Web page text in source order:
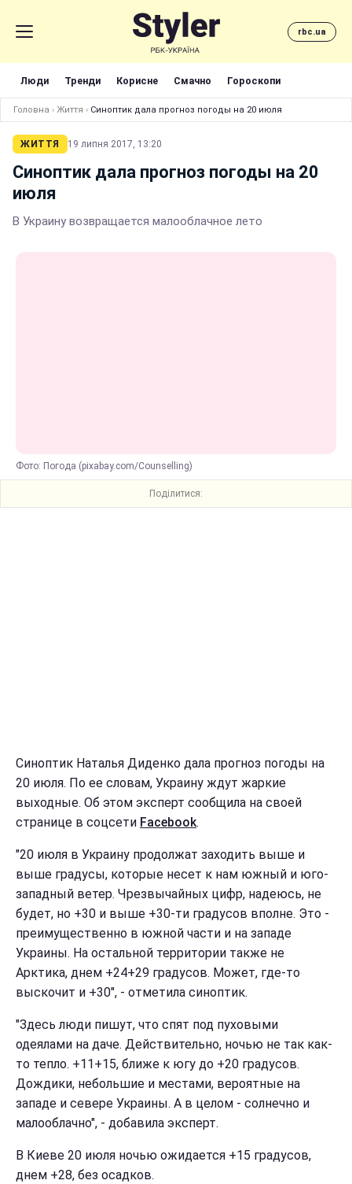
rbc.ua
Люди Тренди Корисне Смачно Гороскопи
Головна › Життя › Синоптик дала прогноз погоды на 20 июля
ЖИТТЯ 19 липня 2017, 13:20
Синоптик дала прогноз погоды на 20
июля
В Украину возвращается малооблачное лето
Фото: Погода (pixabay.com/Counselling)
Поділитися:
Синоптик Наталья Диденко дала прогноз погоды на
20 июля. По ее словам, Украину ждут жаркие
выходные. Об этом эксперт сообщила на своей
странице в соцсети Facebook.
"20 июля в Украину продолжат заходить выше и
выше градусы, которые несет к нам южный и юго-
западный ветер. Чрезвычайных цифр, надеюсь, не
будет, но +30 и выше +30-ти градусов вполне. Это -
преимущественно в южной части и на западе
Украины. На остальной территории также не
Арктика, днем +24+29 градусов. Может, где-то
выскочит и +30", - отметила синоптик.
"Здесь люди пишут, что спят под пуховыми
одеялами на даче. Действительно, ночью не так как-
то тепло. +11+15, ближе к югу до +20 градусов.
Дождики, небольшие и местами, вероятные на
западе и севере Украины. А в целом - солнечно и
малооблачно", - добавила эксперт.
В Киеве 20 июля ночью ожидается +15 градусов,
днем +28, без осадков.